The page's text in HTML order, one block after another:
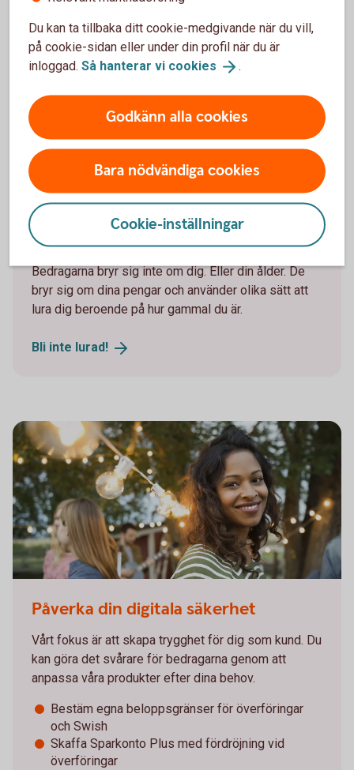
Young adult waiting at the train station
Penningmålvakt, spelbedrägerier
eller spionprogram?
Bedragarna bryr sig inte om dig. Eller din ålder. De
bryr sig om dina pengar och använder olika sätt att
lura dig beroende på hur gammal du är.
Bli inte lurad!
Påverka din digitala säkerhet
Vårt fokus är att skapa trygghet för dig som kund. Du
kan göra det svårare för bedragarna genom att
anpassa våra produkter efter dina behov.
Bestäm egna beloppsgränser för överföringar
och Swish
Skaffa Sparkonto Plus med fördröjning vid
överföringar
Du kan ta tillbaka ditt cookie-medgivande när du vill,
på cookie-sidan eller under din profil när du är
inloggad. Så hanterar vi cookies .
Godkänn alla cookies
Bara nödvändiga cookies
Cookie-inställningar